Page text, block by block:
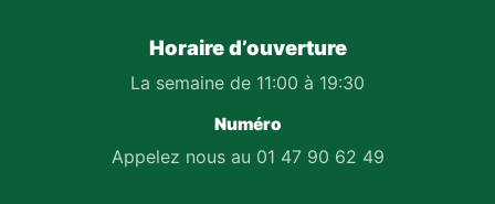
Horaire d’ouverture
La semaine de 11:00 à 19:30
Numéro
Appelez nous au 01 47 90 62 49